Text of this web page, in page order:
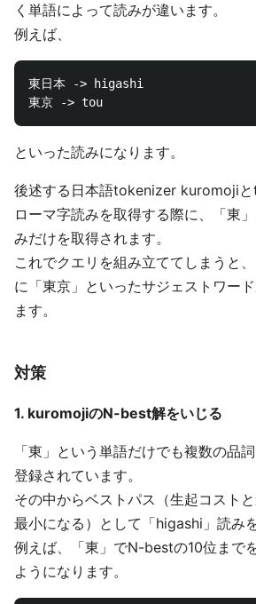
く単語によって読みが違います。
例えば、
東日本 -> higashi
といった読みになります。
後述する日本語tokenizer kuromoji
ローマ字読みを取得する際に、「東
みだけを取得されます。
これでクエリを組み立ててしまうと
に「東京」といったサジェストワー
ます。
対策
1. kuromojiのN-best解をいじる
「東」という単語だけでも複数の品
登録されています。
その中からベストパス（生起コスト
最小になる）として「higashi」読み
例えば、「東」でN-bestの10位まで
ようになります。